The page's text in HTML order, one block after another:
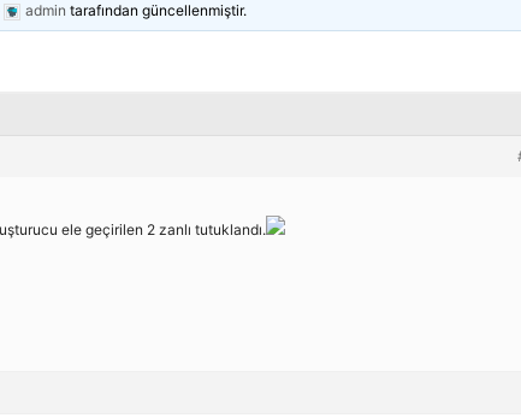
admin tarafından güncellenmiştir.
ele geçirilen 2 zanlı tutuklandı.